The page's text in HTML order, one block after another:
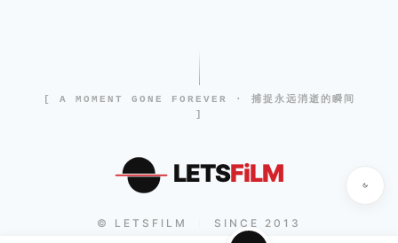
[ A MOMENT GONE FOREVER · 捕捉永远消逝的瞬间
]
LETSFiLM
© LETSFILM SINCE 2013